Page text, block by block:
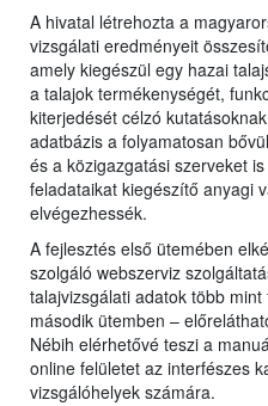
A hivatal létrehozta a
vizsgálati eredményeit
amely kiegészül egy hazai
a talajok termékenységét,
kiterjedését célzó
adatbázis a folyamatosan
és a közigazgatási szerveket
feladataikat kiegészítő anyagi
elvégezhessék.
A fejlesztés első ütemében
szolgáló webszerviz
talajvizsgálati adatok több
második ütemben –
Nébih elérhetővé teszi a
online felületet az interfészes
vizsgálóhelyek számára.